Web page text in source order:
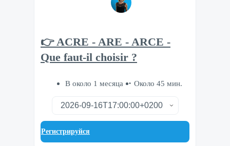
👉 ACRE - ARE - ARCE -
Que faut-il choisir ?
В около 1 месяца Около 45 мин.
Регистрируйся